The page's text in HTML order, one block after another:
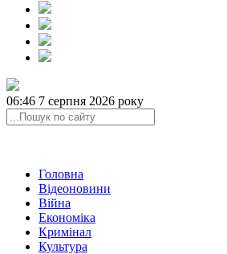
06:46 7 серпня 2026 року
Головна
Відеоновини
Війна
Економіка
Кримінал
Культура